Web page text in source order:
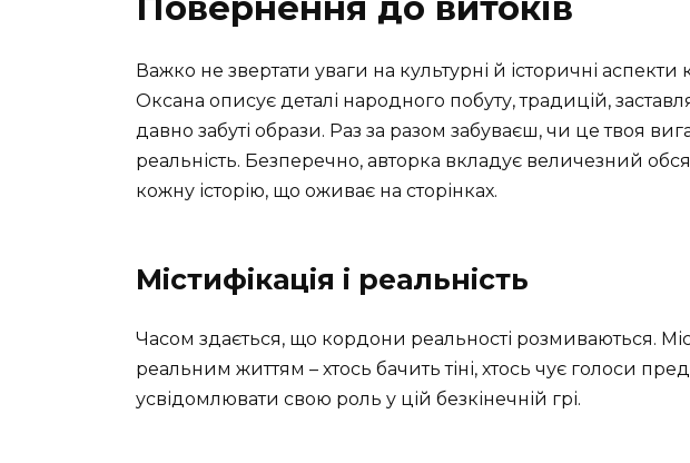
Важко не звертати уваги на культурні й історичні
Оксана описує деталі народного побуту, традицій,
давно забуті образи. Раз за разом забуваєш, чи це твоя
реальність. Безперечно, авторка вкладує величезний
кожну історію, що оживає на сторінках.
Містифікація і реальність
Часом здається, що кордони реальності розмиваються.
реальним життям – хтось бачить тіні, хтось чує голоси
усвідомлювати свою роль у цій безкінечній грі.